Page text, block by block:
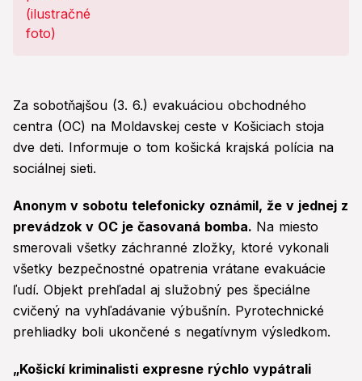
Za sobotňajšou (3. 6.) evakuáciou obchodného
centra (OC) na Moldavskej ceste v Košiciach stoja
dve deti. Informuje o tom košická krajská polícia na
sociálnej sieti.
Anonym v sobotu telefonicky oznámil, že v jednej z
prevádzok v OC je časovaná bomba. Na miesto
smerovali všetky záchranné zložky, ktoré vykonali
všetky bezpečnostné opatrenia vrátane evakuácie
ľudí. Objekt prehľadal aj služobný pes špeciálne
cvičený na vyhľadávanie výbušnín. Pyrotechnické
prehliadky boli ukončené s negatívnym výsledkom.
„Košickí kriminalisti expresne rýchlo vypátrali